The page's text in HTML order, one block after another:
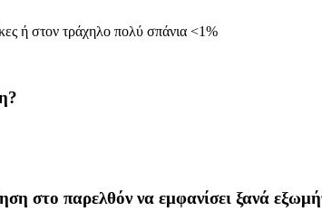
ή στον τράχηλο πολύ σπάνια <1%
στο παρελθόν να εμφανίσει ξανά